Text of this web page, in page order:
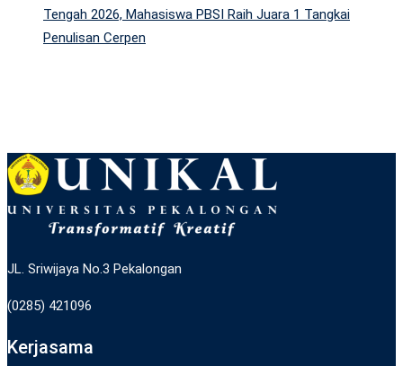
Tengah 2026, Mahasiswa PBSI Raih Juara 1 Tangkai
Penulisan Cerpen
JL. Sriwijaya No.3 Pekalongan
(0285) 421096
Kerjasama